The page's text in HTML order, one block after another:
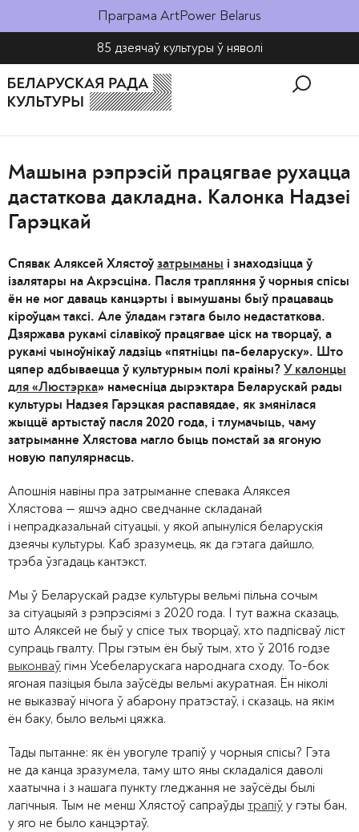
Праграма ArtPower Belarus
85 дзеячаў культуры ў няволі​
Машына рэпрэсій працягвае рухацца
дастаткова дакладна. Калонка Надзеі
Гарэцкай
Спявак Аляксей Хлястоў затрыманы і знаходзіцца ў
ізалятары на Акрэсціна. Пасля трапляння ў чорныя спісы
ён не мог даваць канцэрты і вымушаны быў працаваць
кіроўцам таксі. Але ўладам гэтага было недастаткова.
Дзяржава рукамі сілавікоў працягвае ціск на творцаў, а
рукамі чыноўнікаў ладзіць «пятніцы па-беларуску». Што
цяпер адбываецца ў культурным полі краіны? У калонцы
для «Люстэрка» намесніца дырэктара Беларускай рады
культуры Надзея Гарэцкая распавядае, як змянілася
жыццё артыстаў пасля 2020 года, і тлумачыць, чаму
затрыманне Хлястова магло быць помстай за ягоную
новую папулярнасць.
Апошнія навіны пра затрыманне спевака Аляксея
Хлястова — яшчэ адно сведчанне складанай
і непрадказальнай сітуацыі, у якой апынуліся беларускія
дзеячы культуры. Каб зразумець, як да гэтага дайшло,
трэба ўзгадаць кантэкст.
Мы ў Беларускай радзе культуры вельмі пільна сочым
за сітуацыяй з рэпрэсіямі з 2020 года. І тут важна сказаць,
што Аляксей не быў у спісе тых творцаў, хто падпісваў ліст
супраць гвалту. Пры гэтым ён быў тым, хто ў 2016 годзе
выконваўгімн Усебеларускага народнага сходу. То-бок
ягоная пазіцыя была заўсёды вельмі акуратная. Ён ніколі
не выказваў нічога ў абарону пратэстаў, і сказаць, на якім
ён баку, было вельмі цяжка.
Тады пытанне: як ён увогуле трапіў у чорныя спісы? Гэта
не да канца зразумела, таму што яны складаліся даволі
хаатычна і з нашага пункту гледжання не заўсёды былі
лагічныя. Тым не менш Хлястоў сапраўды трапіўу гэты бан,
у яго не было канцэртаў.